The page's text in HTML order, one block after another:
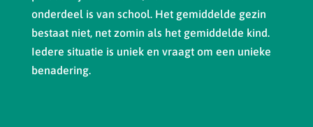
onderdeel is van school. Het gemiddelde gezin
bestaat niet, net zomin als het gemiddelde kind.
Iedere situatie is uniek en vraagt om een unieke
benadering.